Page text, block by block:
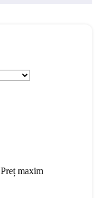
Preț maxim